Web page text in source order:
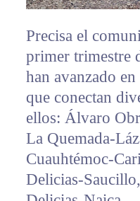
Precisa el
primer trimestre
han avanzado
que conectan
ellos: Álvaro
La Quemada-
Cuauhtémoc-
Delicias-